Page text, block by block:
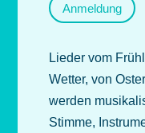
Anmeldung
Lieder vom
Wetter, von
werden
Stimme,